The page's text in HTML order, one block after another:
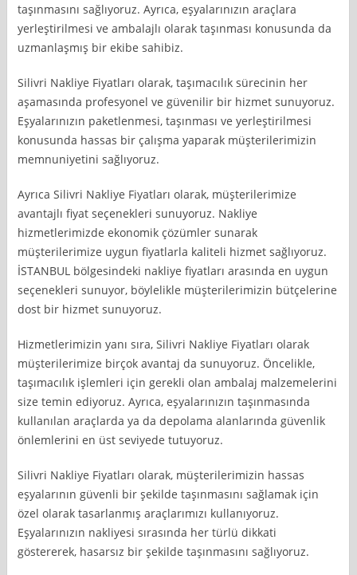
taşınmasını sağlıyoruz. Ayrıca, eşyalarınızın araçlara
yerleştirilmesi ve ambalajlı olarak taşınması konusunda da
uzmanlaşmış bir ekibe sahibiz.
Silivri Nakliye Fiyatları olarak, taşımacılık sürecinin her
aşamasında profesyonel ve güvenilir bir hizmet sunuyoruz.
Eşyalarınızın paketlenmesi, taşınması ve yerleştirilmesi
konusunda hassas bir çalışma yaparak müşterilerimizin
memnuniyetini sağlıyoruz.
Ayrıca Silivri Nakliye Fiyatları olarak, müşterilerimize
avantajlı fiyat seçenekleri sunuyoruz. Nakliye
hizmetlerimizde ekonomik çözümler sunarak
müşterilerimize uygun fiyatlarla kaliteli hizmet sağlıyoruz.
İSTANBUL bölgesindeki nakliye fiyatları arasında en uygun
seçenekleri sunuyor, böylelikle müşterilerimizin bütçelerine
dost bir hizmet sunuyoruz.
Hizmetlerimizin yanı sıra, Silivri Nakliye Fiyatları olarak
müşterilerimize birçok avantaj da sunuyoruz. Öncelikle,
taşımacılık işlemleri için gerekli olan ambalaj malzemelerini
size temin ediyoruz. Ayrıca, eşyalarınızın taşınmasında
kullanılan araçlarda ya da depolama alanlarında güvenlik
önlemlerini en üst seviyede tutuyoruz.
Silivri Nakliye Fiyatları olarak, müşterilerimizin hassas
eşyalarının güvenli bir şekilde taşınmasını sağlamak için
özel olarak tasarlanmış araçlarımızı kullanıyoruz.
Eşyalarınızın nakliyesi sırasında her türlü dikkati
göstererek, hasarsız bir şekilde taşınmasını sağlıyoruz.